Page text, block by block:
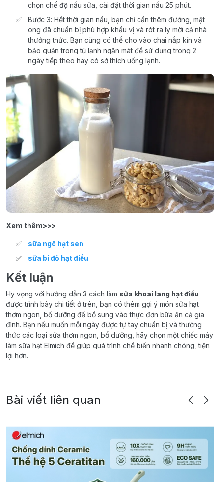
chọn chế độ nấu sữa, cài đặt thời gian nấu 25 phút.
Bước 3: Hết thời gian nấu, bạn chỉ cần thêm đường, mật
ong đã chuẩn bị phù hợp khẩu vị và rót ra ly mời cả nhà
thưởng thức. Bạn cũng có thể cho vào chai nắp kín và
bảo quản trong tủ lạnh ngăn mát để sử dụng trong 2
ngày tiếp theo hay có sở thích uống lạnh.
Xem thêm>>>
sữa ngô hạt sen
sữa bí đỏ hạt điều
Kết luận
Hy vọng với hướng dẫn 3 cách làm sữa khoai lang hạt điều
được trình bày chi tiết ở trên, bạn có thêm gợi ý món sữa hạt
thơm ngon, bổ dưỡng để bổ sung vào thực đơn bữa ăn cả gia
đình. Bạn nếu muốn mỗi ngày được tự tay chuẩn bị và thưởng
thức các loại sữa thơm ngon, bổ dưỡng, hãy chọn một chiếc máy
làm sữa hạt Elmich để giúp quá trình chế biến nhanh chóng, tiện
lợi hơn.
Bài viết liên quan